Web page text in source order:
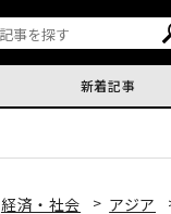
新着記事
経済・社会 アジア